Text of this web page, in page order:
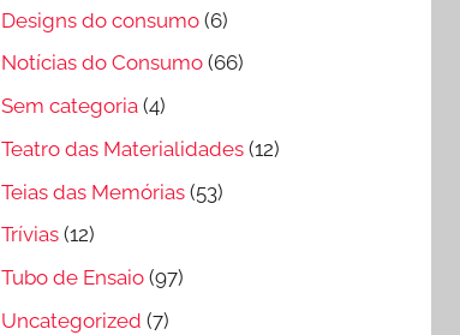
Designs do consumo (6)
Notícias do Consumo (66)
Sem categoria (4)
Teatro das Materialidades (12)
Teias das Memórias (53)
Trívias (12)
Tubo de Ensaio (97)
Uncategorized (7)